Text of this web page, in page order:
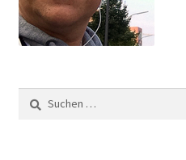
Suchen
nach: